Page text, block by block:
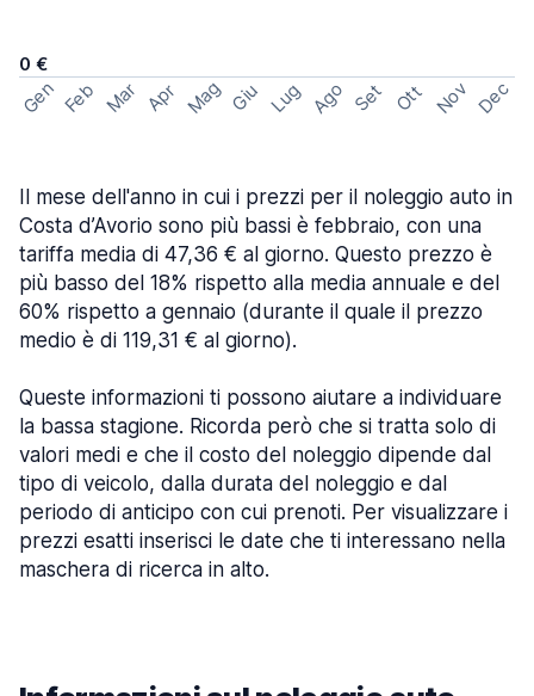
0 €
Gen Feb Mar Apr Mag Giu Lug Ago Set Ott Nov Dec
Il mese dell'anno in cui i prezzi per il noleggio auto in
Costa d’Avorio sono più bassi è febbraio, con una
tariffa media di 47,36 € al giorno. Questo prezzo è
più basso del 18% rispetto alla media annuale e del
60% rispetto a gennaio (durante il quale il prezzo
medio è di 119,31 € al giorno).
Queste informazioni ti possono aiutare a individuare
la bassa stagione. Ricorda però che si tratta solo di
valori medi e che il costo del noleggio dipende dal
tipo di veicolo, dalla durata del noleggio e dal
periodo di anticipo con cui prenoti. Per visualizzare i
prezzi esatti inserisci le date che ti interessano nella
maschera di ricerca in alto.